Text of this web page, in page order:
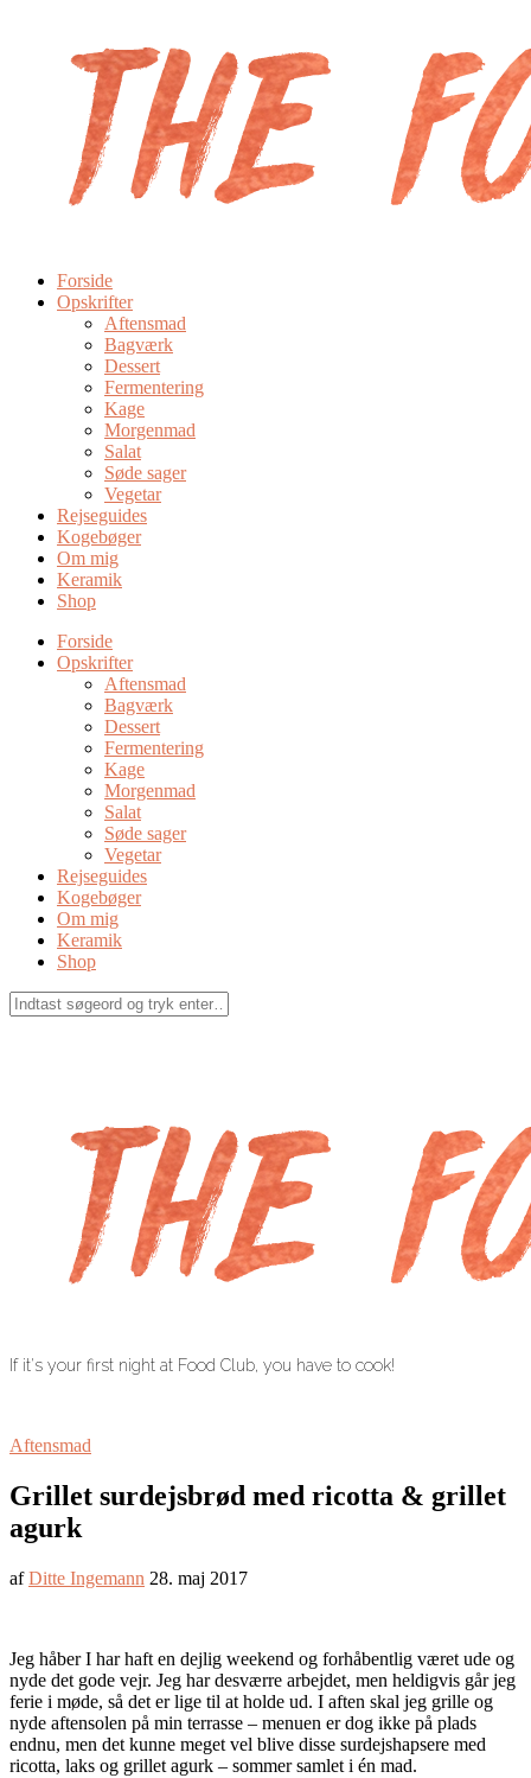
Forside
Opskrifter
Aftensmad
Bagværk
Dessert
Fermentering
Kage
Morgenmad
Salat
Søde sager
Vegetar
Rejseguides
Kogebøger
Om mig
Keramik
Shop
Forside
Opskrifter
Aftensmad
Bagværk
Dessert
Fermentering
Kage
Morgenmad
Salat
Søde sager
Vegetar
Rejseguides
Kogebøger
Om mig
Keramik
Shop
If it's your first night at Food Club, you have to cook!
Aftensmad
Grillet surdejsbrød med ricotta & grillet
agurk
afDitte Ingemann 28. maj 2017
Jeg håber I har haft en dejlig weekend og forhåbentlig været ude og
nyde det gode vejr. Jeg har desværre arbejdet, men heldigvis går jeg
ferie i møde, så det er lige til at holde ud. I aften skal jeg grille og
nyde aftensolen på min terrasse – menuen er dog ikke på plads
endnu, men det kunne meget vel blive disse surdejshapsere med
ricotta, laks og grillet agurk – sommer samlet i én mad.